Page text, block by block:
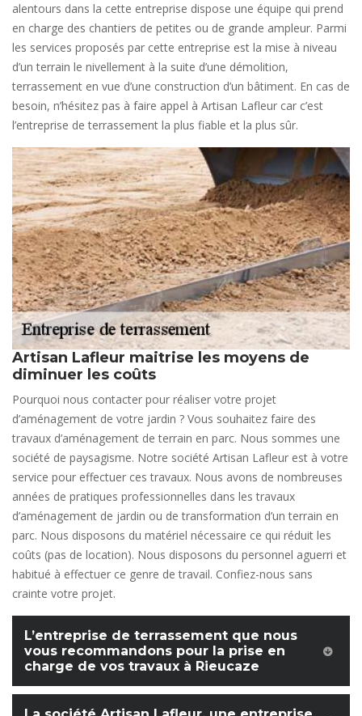
alentours dans la cette entreprise dispose une équipe qui prend
en charge des chantiers de petites ou de grande ampleur. Parmi
les services proposés par cette entreprise est la mise à niveau
d’un terrain le nivellement à la suite d’une démolition,
terrassement en vue d’une construction d’un bâtiment. En cas de
besoin, n’hésitez pas à faire appel à Artisan Lafleur car c’est
l’entreprise de terrassement la plus fiable et la plus sûr.
Artisan Lafleur maitrise les moyens de
diminuer les coûts
Pourquoi nous contacter pour réaliser votre projet
d’aménagement de votre jardin ? Vous souhaitez faire des
travaux d’aménagement de terrain en parc. Nous sommes une
société de paysagisme. Notre société Artisan Lafleur est à votre
service pour effectuer ces travaux. Nous avons de nombreuses
années de pratiques professionnelles dans les travaux
d’aménagement de jardin ou de transformation d’un terrain en
parc. Nous disposons du matériel nécessaire ce qui réduit les
coûts (pas de location). Nous disposons du personnel aguerri et
habitué à effectuer ce genre de travail. Confiez-nous sans
crainte votre projet.
L’entreprise de terrassement que nous
vous recommandons pour la prise en
charge de vos travaux à Rieucaze